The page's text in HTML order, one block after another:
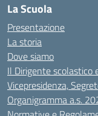
La Scuola
Presentazione
La storia
Dove siamo
Il Dirigente scolastico
Vicepresidenza,
Organigramma a.s.